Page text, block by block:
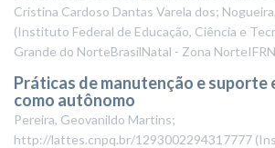
Cristina Cardoso Dantas Varela dos;
(Instituto Federal de Educação, Ciência e
Grande do NorteBrasilNatal - Zona NorteIFRN
Práticas de manutenção e suporte
como autônomo
Pereira, Geovanildo Martins;
http://lattes.cnpq.br/1293002294317777 (